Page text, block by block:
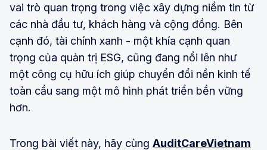
vai trò quan trọng trong việc xây dựng niềm tin từ
các nhà đầu tư, khách hàng và cộng đồng. Bên
cạnh đó, tài chính xanh - một khía cạnh quan
trọng của quản trị ESG, cũng đang nổi lên như
một công cụ hữu ích giúp chuyển đổi nền kinh tế
toàn cầu sang một mô hình phát triển bền vững
hơn.
Trong bài viết này, hãy cùng AuditCareVietnam